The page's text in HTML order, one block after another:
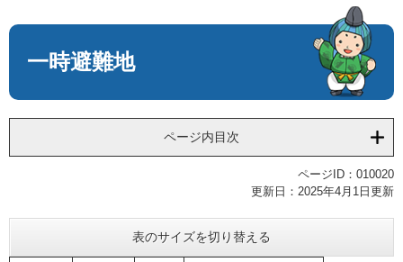
文
一時避難地
ページ内目次
ページID：010020
更新日：2025年4月1日更新
表のサイズを切り替える